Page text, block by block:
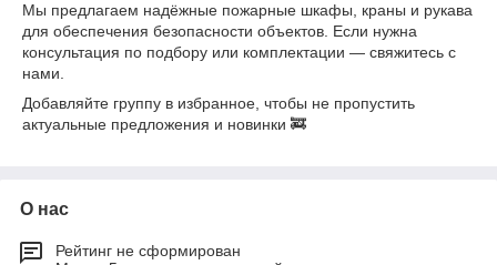
Мы предлагаем надёжные пожарные шкафы, краны и рукава
для обеспечения безопасности объектов. Если нужна
консультация по подбору или комплектации — свяжитесь с
нами.
Добавляйте группу в избранное, чтобы не пропустить
актуальные предложения и новинки 🚒
О нас
Рейтинг не сформирован